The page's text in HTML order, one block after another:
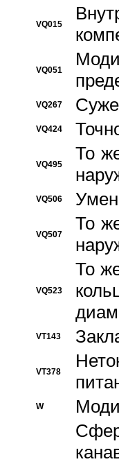
VQ015
VQ051
VQ267
VQ424
VQ495
То
VQ506
VQ507
То
VQ523
То
VT143
VT378
W